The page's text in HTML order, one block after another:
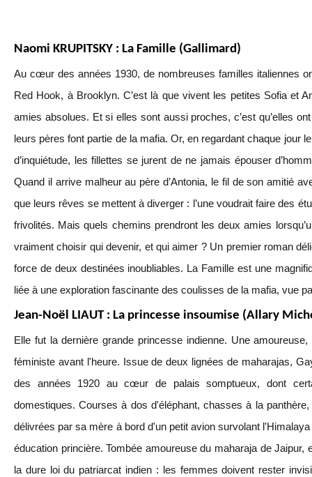
Naomi KRUPITSKY : La Famille (Gallimard)
Au cœur des années 1930, de nombreuses familles italiennes
Red Hook, à Brooklyn. C’est là que vivent les petites Sofia et
amies absolues. Et si elles sont aussi proches, c’est qu’elles
leurs pères font partie de la mafia. Or, en regardant chaque jour
d’inquiétude, les fillettes se jurent de ne jamais épouser
Quand il arrive malheur au père d’Antonia, le fil de son amitié
que leurs rêves se mettent à diverger : l’une voudrait faire des
frivolités. Mais quels chemins prendront les deux amies
vraiment choisir qui devenir, et qui aimer ? Un premier roman
force de deux destinées inoubliables. La Famille est une
liée à une exploration fascinante des coulisses de la mafia, vue
Jean-Noël LIAUT : La princesse insoumise (Allary
Elle fut la dernière grande princesse indienne. Une
féministe avant l'heure. Issue de deux lignées de maharajas,
des années 1920 au cœur de palais somptueux, dont
domestiques. Courses à dos d'éléphant, chasses à la
délivrées par sa mère à bord d'un petit avion survolant
éducation princière. Tombée amoureuse du maharaja de Jaipur,
la dure loi du patriarcat indien : les femmes doivent rester